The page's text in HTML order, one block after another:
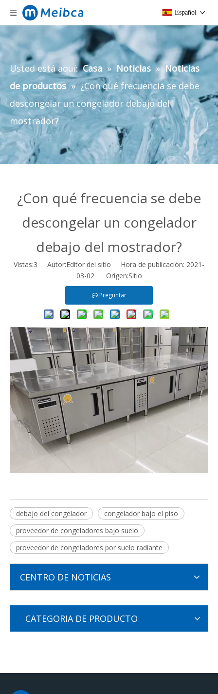
Español
Usted está aquí: Casa » Noticias » Noticias
de productos » ¿Con qué frecuencia se debe
descongelar un congelador debajo del
mostrador?
¿Con qué frecuencia se debe
descongelar un congelador
debajo del mostrador?
Vistas:3 Autor:Editor del sitio Hora de publicación: 2021-
03-02 Origen:Sitio
Preguntar
debajo del congelador
congelador bajo el piso
proveedor de congeladores bajo suelo
proveedor de congeladores por suelo radiante
CENTRO DE NOTICIAS
CATEGORIA DE PRODUCTO